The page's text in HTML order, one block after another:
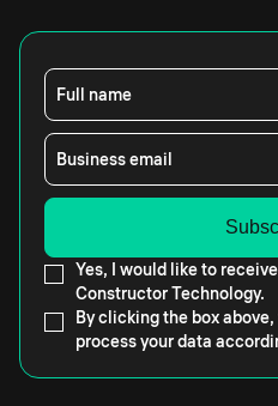
Full name
Business email
Yes, I would like to
Constructor Technology.
By clicking the box
process your data